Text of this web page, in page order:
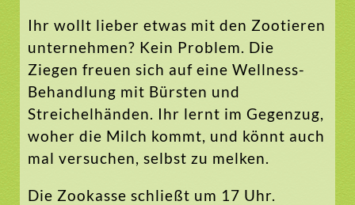
Ihr wollt lieber etwas mit den Zootieren
unternehmen? Kein Problem. Die
Ziegen freuen sich auf eine Wellness-
Behandlung mit Bürsten und
Streichelhänden. Ihr lernt im Gegenzug,
woher die Milch kommt, und könnt auch
mal versuchen, selbst zu melken.
Die Zookasse schließt um 17 Uhr.